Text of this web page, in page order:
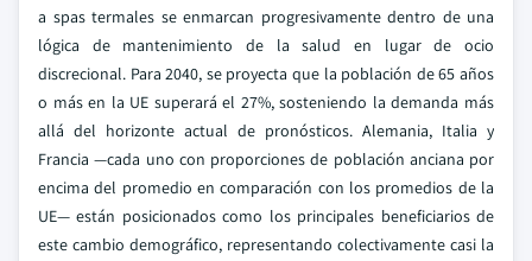
a spas termales se enmarcan progresivamente dentro de una
lógica de mantenimiento de la salud en lugar de ocio
discrecional. Para 2040, se proyecta que la población de 65 años
o más en la UE superará el 27%, sosteniendo la demanda más
allá del horizonte actual de pronósticos. Alemania, Italia y
Francia —cada uno con proporciones de población anciana por
encima del promedio en comparación con los promedios de la
UE— están posicionados como los principales beneficiarios de
este cambio demográfico, representando colectivamente casi la